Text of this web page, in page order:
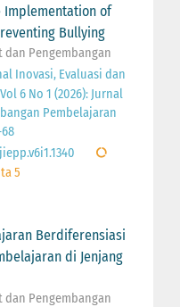
Implementation of
Bullying
dan Pengembangan
Inovasi, Evaluasi dan
6 No 1 (2026): Jurnal
Pembelajaran
5
Berdiferensiasi
di Jenjang
dan Pengembangan